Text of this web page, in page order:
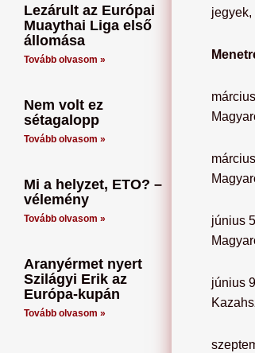
Lezárult az Európai
Muaythai Liga első
állomása
Tovább olvasom »
Nem volt ez
sétagalopp
Tovább olvasom »
Mi a helyzet, ETO? –
vélemény
Tovább olvasom »
Aranyérmet nyert
Szilágyi Erik az
Európa-kupán
Tovább olvasom »
jegyek,
június
június